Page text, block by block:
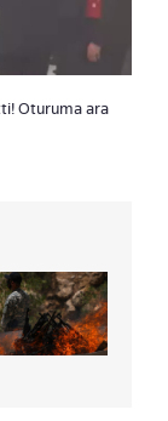
Oturuma ara